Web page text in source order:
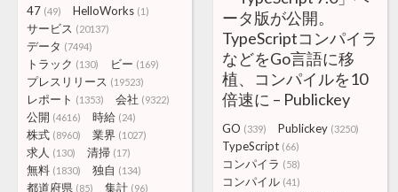
47 (49) HelloWorks (1)
サービス (20137)
データ (7494)
トラック (130) ビー (169)
プレスリリース (19523)
レポート (1353) 会社 (9322)
公開 (4616) 時給 (24)
株式 (8960) 業界 (1027)
求人 (130) 清掃 (17)
無料 (1830) 独自 (134)
都道府県 (85) 集計 (96)
ータ版が公開。
TypeScriptコンパイラ
などをGo言語に移
植、コンパイルを10
倍速に – Publickey
GO (339) Publickey (3250)
TypeScript (66)
コンパイラ (58)
コンパイル (41)